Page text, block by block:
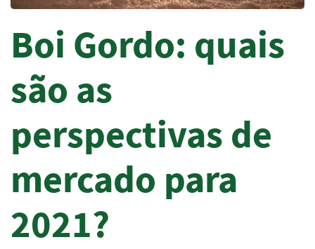
Boi Gordo: quais
são as
perspectivas de
mercado para
2021?